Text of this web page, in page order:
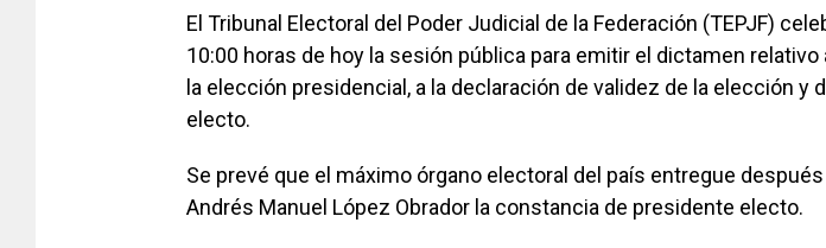
El Tribunal Electoral del Poder Judicial de la Federación (TEPJF)
10:00 horas de hoy la sesión pública para emitir el dictamen
la elección presidencial, a la declaración de validez de la elección y
electo.
Se prevé que el máximo órgano electoral del país entregue
Andrés Manuel López Obrador la constancia de presidente electo.